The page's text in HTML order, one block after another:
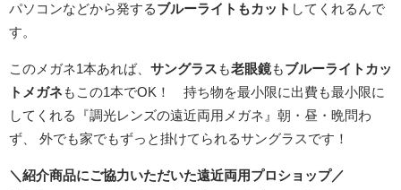
パソコンなどから発するブルーライトもカット してくれるんで
す。
このメガネ1本あれば、 サングラス も老眼鏡もブルーライトカッ
トメガネ もこの1本でOK！ 持ち物を最小限に出費も最小限に
してくれる『調光レンズの遠近両用メガネ』朝・昼・晩問わ
ず、 外でも家でもずっと掛けてられるサングラスです！
＼紹介商品にご協力いただいた遠近両用プロショップ／